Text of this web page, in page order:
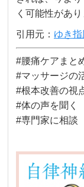
く可能性があり
引用元： ゆき
#腰痛ケアまと
#マッサージの
#根本改善の視
#体の声を聞く
#専門家に相談